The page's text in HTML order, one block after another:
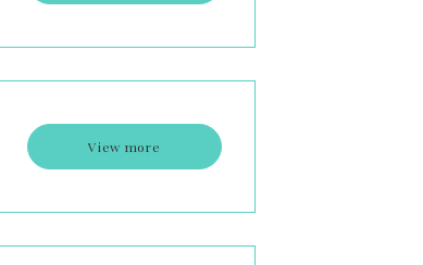
View more